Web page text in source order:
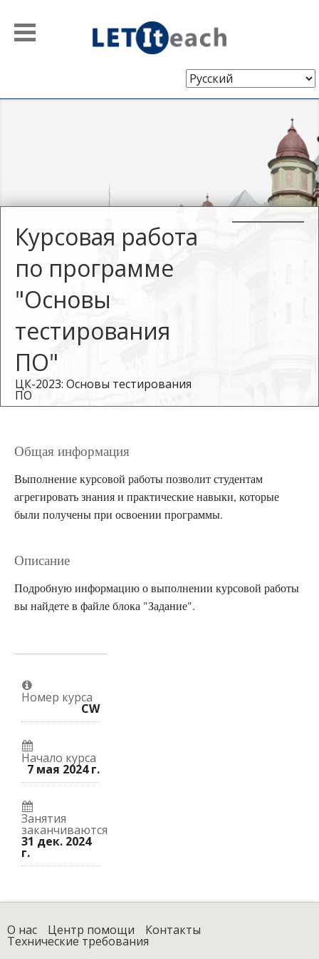
Выберите
язык
Курсовая работа
по программе
"Основы
тестирования
ПО"
ЦК-2023: Основы тестирования
ПО
Для зачисления
на курс требуется
Общая информация
Выполнение курсовой работы позволит студентам
агрегировать знания и практические навыки, которые
были получены при освоении программы.
Описание
Подробную информацию о выполнении курсовой работы
вы найдете в файле блока "Задание".
Номер курса
CW
Начало курса
7 мая 2024 г.
Занятия
заканчиваются
31 дек. 2024
г.
О нас Центр помощи Контакты
Технические требования